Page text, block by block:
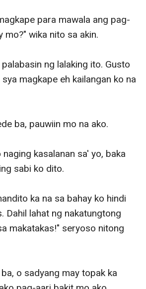
para mawala ang pag-
mo?" wika nito sa akin.
ng lalaking ito. Gusto
magkape eh kailangan ko na
ba, pauwiin mo na ako.
kasalanan sa' yo, baka
sabi ko dito.
ka na sa bahay ko hindi
Dahil lahat ng nakatungtong
makatakas!" seryoso nitong
o sadyang may topak ka